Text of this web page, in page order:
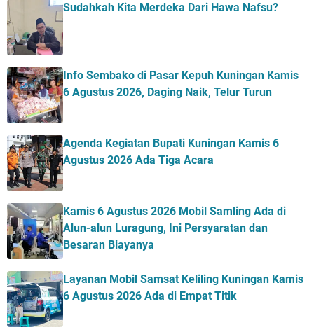
Sudahkah Kita Merdeka Dari Hawa Nafsu?
Info Sembako di Pasar Kepuh Kuningan Kamis
6 Agustus 2026, Daging Naik, Telur Turun
Agenda Kegiatan Bupati Kuningan Kamis 6
Agustus 2026 Ada Tiga Acara
Kamis 6 Agustus 2026 Mobil Samling Ada di
Alun-alun Luragung, Ini Persyaratan dan
Besaran Biayanya
Layanan Mobil Samsat Keliling Kuningan Kamis
6 Agustus 2026 Ada di Empat Titik